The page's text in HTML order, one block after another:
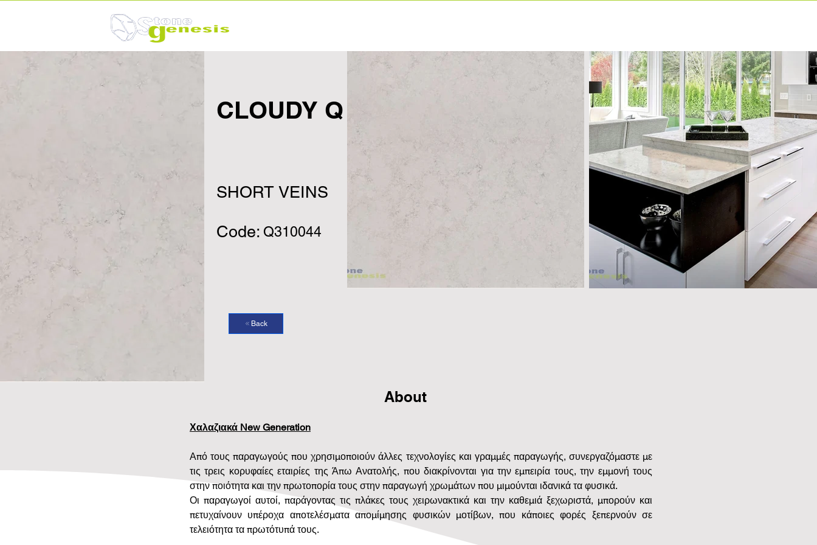
CLOUDY Q
SHORT VEINS
Code: Q310044
Back
About
Χαλαζιακά New Generation
Από τους παραγωγούς που χρησιμοποιούν άλλες τεχνολογίες και γραμμές παραγωγής, συνεργαζόμαστε με
τις τρεις κορυφαίες εταιρίες της Άπω Ανατολής, που διακρίνονται για την εμπειρία τους, την εμμονή τους
στην ποιότητα και την πρωτοπορία τους στην παραγωγή χρωμάτων που μιμούνται ιδανικά τα φυσικά.
Οι παραγωγοί αυτοί, παράγοντας τις πλάκες τους χειρωνακτικά και την καθεμιά ξεχωριστά, μπορούν και
πετυχαίνουν υπέροχα αποτελέσματα απομίμησης φυσικών μοτίβων, που κάποιες φορές ξεπερνούν σε
τελειότητα τα πρωτότυπά τους.